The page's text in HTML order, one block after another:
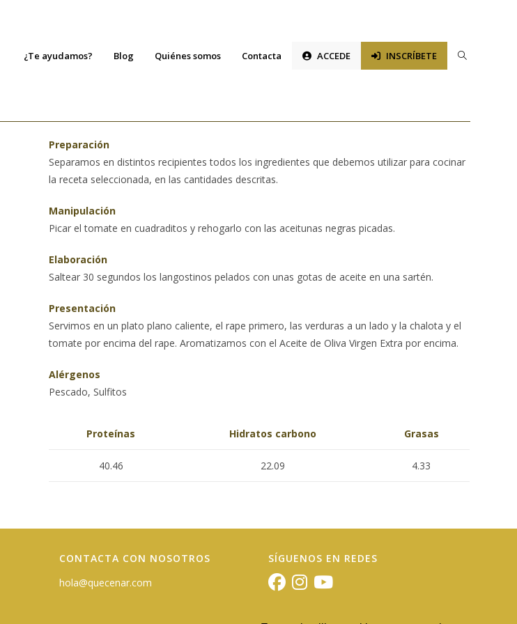
¿Te ayudamos? Blog Quiénes somos Contacta ACCEDE INSCRÍBETE Alternar
web
Preparación
Separamos en distintos recipientes todos los ingredientes que debemos utilizar para cocinar
la receta seleccionada, en las cantidades descritas.
Manipulación
Picar el tomate en cuadraditos y rehogarlo con las aceitunas negras picadas.
Elaboración
Saltear 30 segundos los langostinos pelados con unas gotas de aceite en una sartén.
Presentación
Servimos en un plato plano caliente, el rape primero, las verduras a un lado y la chalota y el
tomate por encima del rape. Aromatizamos con el Aceite de Oliva Virgen Extra por encima.
Alérgenos
Pescado, Sulfitos
Proteínas Hidratos carbono Grasas
40.46 22.09 4.33
CONTACTA CON NOSOTROS
hola@quecenar.com
SÍGUENOS EN REDES